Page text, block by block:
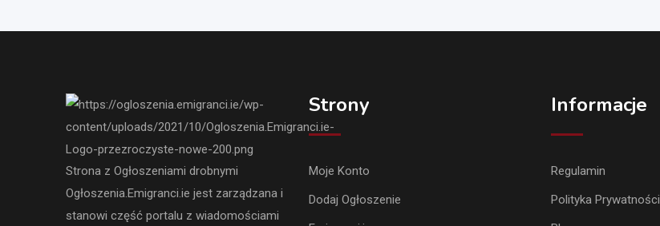
Strona z Ogłoszeniami drobnymi
Ogłoszenia.Emigranci.ie jest zarządzana i
stanowi część portalu z wiadomościami
Strony
Moje Konto
Dodaj Ogłoszenie
Informacje
Regulamin
Polityka Prywatności